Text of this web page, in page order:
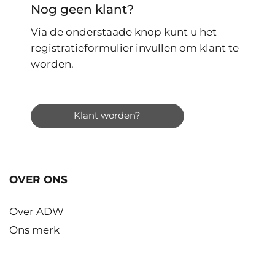
Nog geen klant?
Via de onderstaade knop kunt u het
registratieformulier invullen om klant te
worden.
Klant worden?
OVER ONS
Over ADW
Ons merk